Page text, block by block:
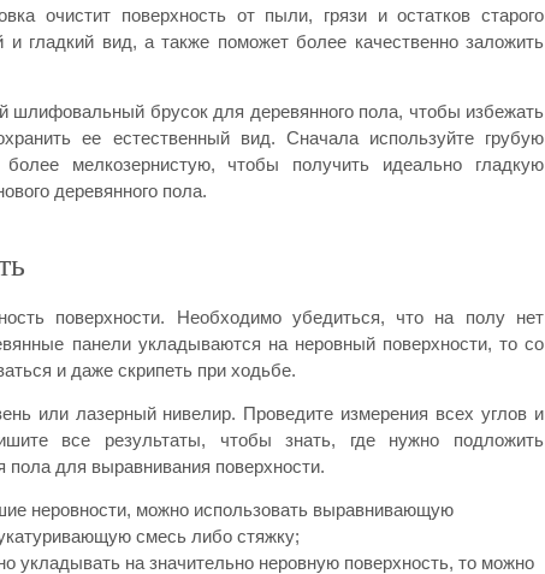
очистит поверхность от пыли, грязи и остатков старого
и гладкий вид, а также поможет более качественно заложить
шлифовальный брусок для деревянного пола, чтобы избежать
ее естественный вид. Сначала используйте грубую
мелкозернистую, чтобы получить идеально гладкую
деревянного пола.
поверхности. Необходимо убедиться, что на полу нет
панели укладываются на неровный поверхности, то со
и даже скрипеть при ходьбе.
или лазерный нивелир. Проведите измерения всех углов и
все результаты, чтобы знать, где нужно подложить
пола для выравнивания поверхности.
неровности, можно использовать выравнивающую
смесь либо стяжку;
укладывать на значительно неровную поверхность, то можно